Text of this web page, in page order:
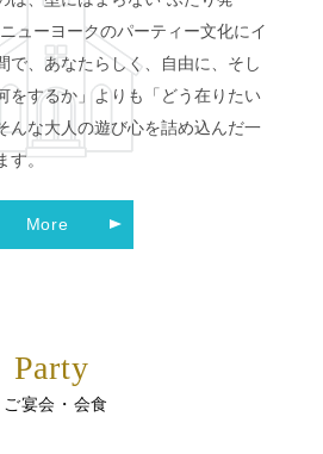
ューヨークのパーティー文化にイ
で、あなたらしく、自由に、そし
をするか」よりも「どう在りたい
んな大人の遊び心を詰め込んだ一
す。
More
Party
ご宴会・会食